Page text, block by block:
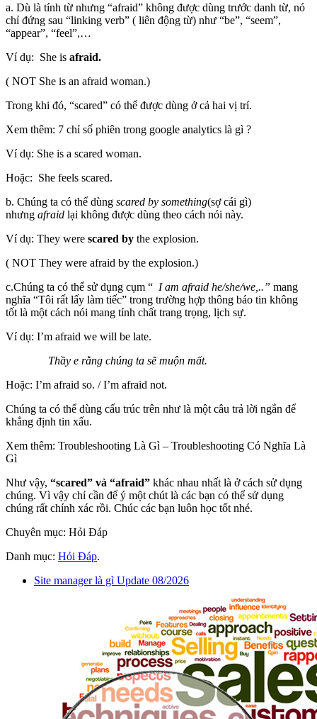
a. Dù là tính từ nhưng “afraid” không được dùng trước danh từ, nó
chỉ đứng sau “linking verb” ( liên động từ) như “be”, “seem”,
“appear”, “feel”,…
Ví dụ: She is afraid.
( NOT She is an afraid woman.)
Trong khi đó, “scared” có thể được dùng ở cả hai vị trí.
Xem thêm: 7 chỉ số phiên trong google analytics là gì ?
Ví dụ: She is a scared woman.
Hoặc: She feels scared.
b. Chúng ta có thể dùng scared by something(sợ cái gì)
nhưng afraid lại không được dùng theo cách nói này.
Ví dụ: They were scared by the explosion.
( NOT They were afraid by the explosion.)
c.Chúng ta có thể sử dụng cụm “ I am afraid he/she/we,..” mang
nghĩa “Tôi rất lấy làm tiếc” trong trường hợp thông báo tin không
tốt là một cách nói mang tính chất trang trọng, lịch sự.
Ví dụ: I’m afraid we will be late.
Thầy e rằng chúng ta sẽ muộn mất.
Hoặc: I’m afraid so. / I’m afraid not.
Chúng ta có thể dùng cấu trúc trên như là một câu trả lời ngắn để
khẳng định tin xấu.
Xem thêm: Troubleshooting Là Gì – Troubleshooting Có Nghĩa Là
Gì
Như vậy, “scared” và “afraid” khác nhau nhất là ở cách sử dụng
chúng. Vì vậy chỉ cần để ý một chút là các bạn có thể sử dụng
chúng rất chính xác rồi. Chúc các bạn luôn học tốt nhé.
Chuyên mục: Hỏi Đáp
Danh mục: Hỏi Đáp.
Site manager là gì Update 08/2026